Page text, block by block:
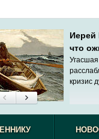
Иерей
что
Угасшая
кризис